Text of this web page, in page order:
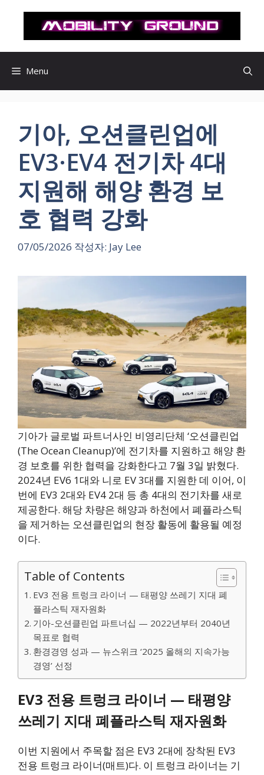
로
Menu
기아, 오션클린업에
EV3·EV4 전기차 4대
지원해 해양 환경 보
호 협력 강화
07/05/2026 작성자: Jay Lee
기아가 글로벌 파트너사인 비영리단체 ‘오션클린업
(The Ocean Cleanup)’에 전기차를 지원하고 해양 환
경 보호를 위한 협력을 강화한다고 7월 3일 밝혔다.
2024년 EV6 1대와 니로 EV 3대를 지원한 데 이어, 이
번에 EV3 2대와 EV4 2대 등 총 4대의 전기차를 새로
제공한다. 해당 차량은 해양과 하천에서 폐플라스틱
을 제거하는 오션클린업의 현장 활동에 활용될 예정
이다.
Table of Contents
EV3 전용 트렁크 라이너 — 태평양 쓰레기 지대 폐
플라스틱 재자원화
기아-오션클린업 파트너십 — 2022년부터 2040년
목표로 협력
환경경영 성과 — 뉴스위크 ‘2025 올해의 지속가능
경영’ 선정
EV3 전용 트렁크 라이너 — 태평양
쓰레기 지대 폐플라스틱 재자원화
이번 지원에서 주목할 점은 EV3 2대에 장착된 EV3
전용 트렁크 라이너(매트)다. 이 트렁크 라이너는 기